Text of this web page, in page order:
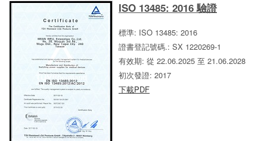
ISO 13485: 2016 驗證
標準: ISO 13485: 2016
證書登記號碼.: SX 1220269-1
有效期: 從 22.06.2025 至 21.06.2028
初次發證: 2017
下載PDF